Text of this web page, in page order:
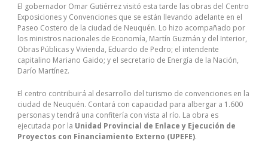
El gobernador Omar Gutiérrez visitó esta tarde las obras del Centro
Exposiciones y Convenciones que se están llevando adelante en el
Paseo Costero de la ciudad de Neuquén. Lo hizo acompañado por
los ministros nacionales de Economía, Martín Guzmán y del Interior,
Obras Públicas y Vivienda, Eduardo de Pedro; el intendente
capitalino Mariano Gaido; y el secretario de Energía de la Nación,
Darío Martínez.
El centro contribuirá al desarrollo del turismo de convenciones en la
ciudad de Neuquén. Contará con capacidad para albergar a 1.600
personas y tendrá una confitería con vista al río. La obra es
ejecutada por la Unidad Provincial de Enlace y Ejecución de
Proyectos con Financiamiento Externo (UPEFE).